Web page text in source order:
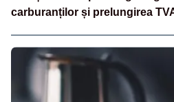
carburanților și prelungirea